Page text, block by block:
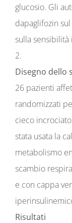
glucosio. Gli
dapaglifozin
sulla
2.
Disegno dello
26 pazienti
randomizzati
cieco
stata usata la
metabolismo
scambio
e con cappa
Risultati